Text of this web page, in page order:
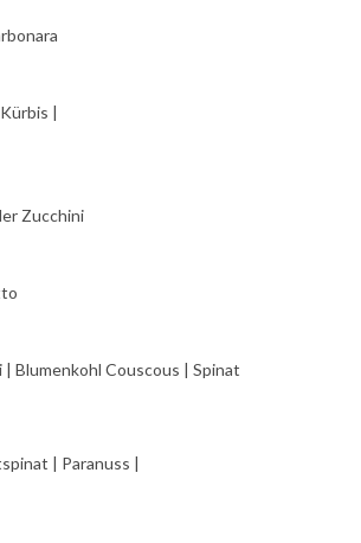
|
Zucchini
| Blumenkohl Couscous | Spinat
| Paranuss |